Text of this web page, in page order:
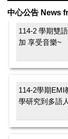
中心公告 News
114-2 學期雙
加 享受音樂~
114-2學期EMI
學研究到多語